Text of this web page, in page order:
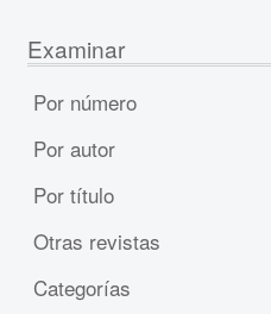
Examinar
Por número
Por autor
Por título
Otras revistas
Categorías